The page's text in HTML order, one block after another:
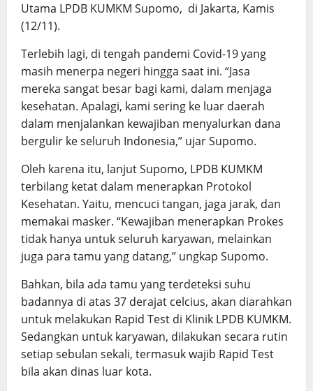
Utama LPDB KUMKM Supomo, di Jakarta, Kamis
(12/11).
Terlebih lagi, di tengah pandemi Covid-19 yang
masih menerpa negeri hingga saat ini. “Jasa
mereka sangat besar bagi kami, dalam menjaga
kesehatan. Apalagi, kami sering ke luar daerah
dalam menjalankan kewajiban menyalurkan dana
bergulir ke seluruh Indonesia,” ujar Supomo.
Oleh karena itu, lanjut Supomo, LPDB KUMKM
terbilang ketat dalam menerapkan Protokol
Kesehatan. Yaitu, mencuci tangan, jaga jarak, dan
memakai masker. “Kewajiban menerapkan Prokes
tidak hanya untuk seluruh karyawan, melainkan
juga para tamu yang datang,” ungkap Supomo.
Bahkan, bila ada tamu yang terdeteksi suhu
badannya di atas 37 derajat celcius, akan diarahkan
untuk melakukan Rapid Test di Klinik LPDB KUMKM.
Sedangkan untuk karyawan, dilakukan secara rutin
setiap sebulan sekali, termasuk wajib Rapid Test
bila akan dinas luar kota.